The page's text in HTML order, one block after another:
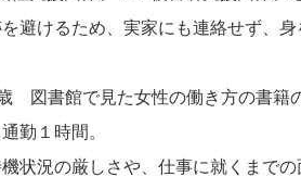
避けるため、実家にも連絡せず、
図書館で見た女性の働き方の書籍
勤１時間。
状況の厳しさや、仕事に就くまで